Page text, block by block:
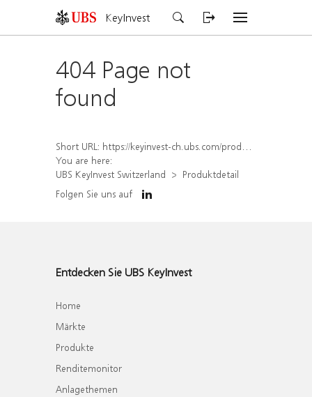
KeyInvest
404 Page not
found
Short URL: https://keyinvest-ch.ubs.com/produkt/detail/index/isin/CH0348206415
You are here:
UBS KeyInvest Switzerland
Produktdetail
Folgen Sie uns auf
Entdecken Sie UBS KeyInvest
Home
Märkte
Produkte
Renditemonitor
Anlagethemen